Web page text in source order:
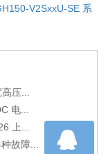
V2SxxU-SE 系
压...
电...
上...
故障...